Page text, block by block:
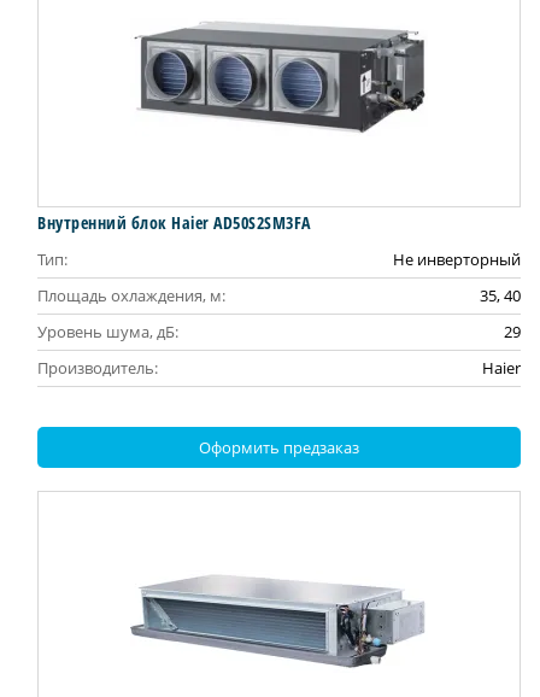
Внутренний блок Haier AD50S2SM3FA
Тип:
Не инверторный
Площадь охлаждения, м:
35, 40
Уровень шума, дБ:
29
Производитель:
Haier
Оформить предзаказ